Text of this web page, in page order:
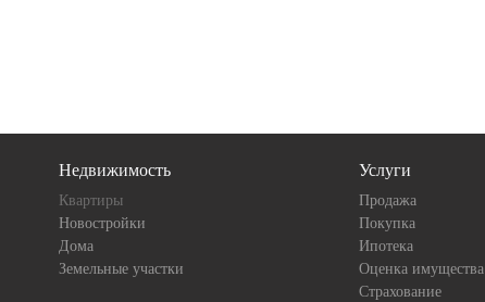
Недвижимость
Квартиры
Новостройки
Дома
Земельные участки
Услуги
Продажа
Покупка
Ипотека
Оценка имущества
Страхование